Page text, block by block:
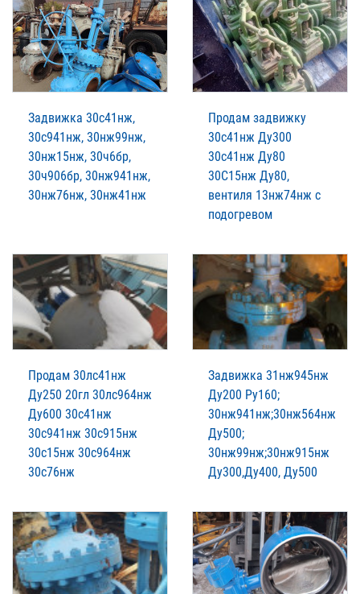
Задвижка 30с41нж,
30с941нж, 30нж99нж,
30нж15нж, 30ч6бр,
30ч906бр, 30нж941нж,
30нж76нж, 30нж41нж
Продам задвижку
30с41нж Ду300
30с41нж Ду80
30С15нж Ду80,
вентиля 13нж74нж с
подогревом
Продам 30лс41нж
Ду250 20гл 30лс964нж
Ду600 30с41нж
30с941нж 30с915нж
30с15нж 30с964нж
30с76нж
Задвижка 31нж945нж
Ду200 Ру160;
30нж941нж;30нж564нж
Ду500;
30нж99нж;30нж915нж
Ду300,Ду400, Ду500